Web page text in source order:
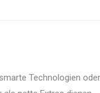
Technologien